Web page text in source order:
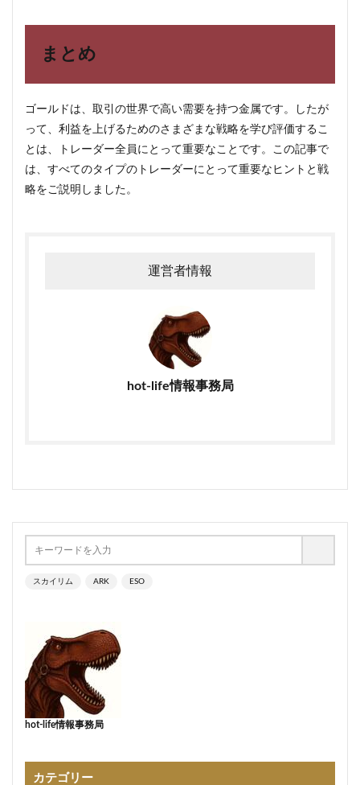
まとめ
ゴールドは、取引の世界で高い需要を持つ金属です。したが
って、利益を上げるためのさまざまな戦略を学び評価するこ
とは、トレーダー全員にとって重要なことです。この記事で
は、すべてのタイプのトレーダーにとって重要なヒントと戦
略をご説明しました。
運営者情報
hot-life情報事務局
スカイリム ARK ESO
hot-life情報事務局
カテゴリー